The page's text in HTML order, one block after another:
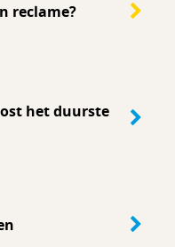
reclame?
het duurste